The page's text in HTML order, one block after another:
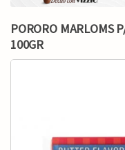
PORORO MARLOMS
100GR